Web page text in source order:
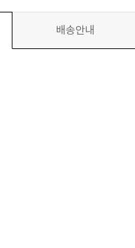
배송안내